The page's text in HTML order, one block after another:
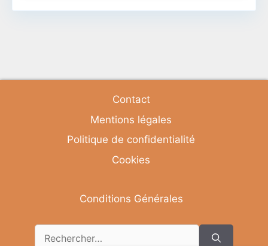
Contact
Mentions légales
Politique de confidentialité
Cookies
Conditions Générales